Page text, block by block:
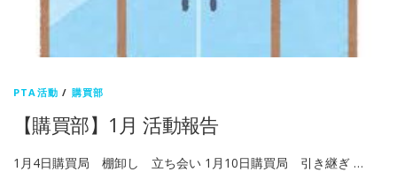
PTA活動 / 購買部
【購買部】1月 活動報告
1月4日購買局 棚卸し 立ち会い 1月10日購買局 引き継ぎ …